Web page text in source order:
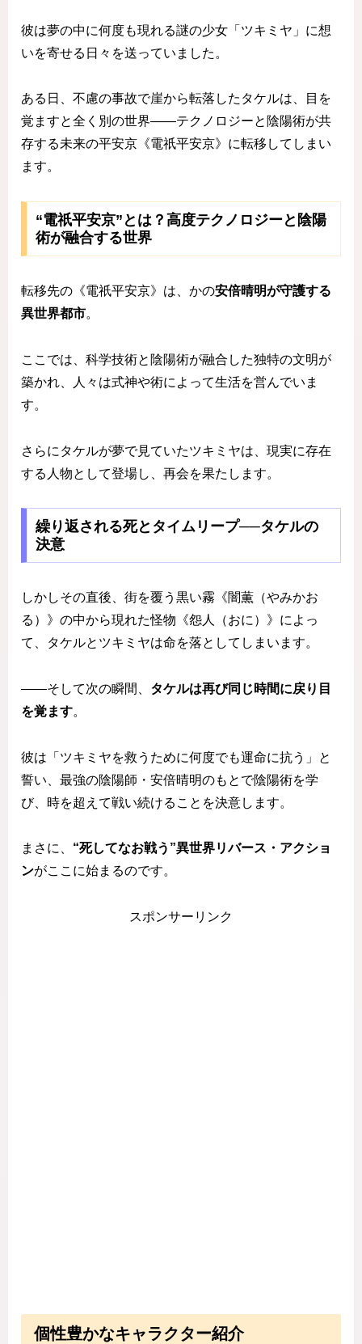
彼は夢の中に何度も現れる謎の少女「ツキミヤ」に想
いを寄せる日々を送っていました。
ある日、不慮の事故で崖から転落したタケルは、目を
覚ますと全く別の世界——テクノロジーと陰陽術が共
存する未来の平安京《電祇平安京》に転移してしまい
ます。
“電祇平安京”とは？高度テクノロジーと陰陽
術が融合する世界
転移先の《電祇平安京》は、かの安倍晴明が守護する
異世界都市。
ここでは、科学技術と陰陽術が融合した独特の文明が
築かれ、人々は式神や術によって生活を営んでいま
す。
さらにタケルが夢で見ていたツキミヤは、現実に存在
する人物として登場し、再会を果たします。
繰り返される死とタイムリープ──タケルの
決意
しかしその直後、街を覆う黒い霧《闇薫（やみかお
る）》の中から現れた怪物《怨人（おに）》によっ
て、タケルとツキミヤは命を落としてしまいます。
——そして次の瞬間、 タケルは再び同じ時間に戻り目
を覚ます。
彼は「ツキミヤを救うために何度でも運命に抗う」と
誓い、最強の陰陽師・安倍晴明のもとで陰陽術を学
び、時を超えて戦い続けることを決意します。
まさに、 “死してなお戦う”異世界リバース・アクショ
ンがここに始まるのです。
スポンサーリンク
個性豊かなキャラクター紹介